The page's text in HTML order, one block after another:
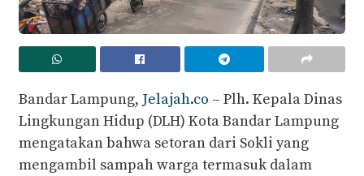
Bandar Lampung, Jelajah.co – Plh. Kepala Dinas
Lingkungan Hidup (DLH) Kota Bandar Lampung
mengatakan bahwa setoran dari Sokli yang
mengambil sampah warga termasuk dalam